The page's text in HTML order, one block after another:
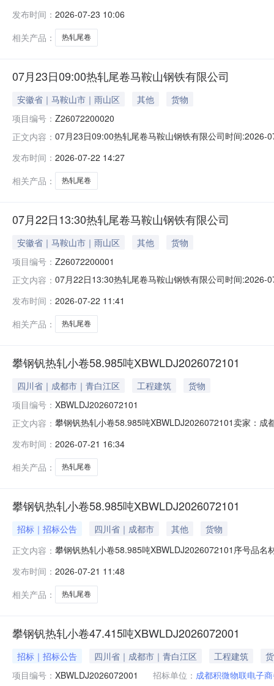
保证金：￥1,700.00元交易保证金：￥1,700.00元竞价
发布时间： 2026-07-23 10:06
相关产品：
热轧尾卷
07月23日09:00热轧尾卷马鞍山钢铁有限公司
安徽省｜马鞍山市｜雨山区 其他
货物
项目编号： Z26072200020
正文内容： 07月23日09:00热轧尾卷马鞍山钢铁有限公司时间
保证金：￥1,700.00元交易保证金：￥1,700.00元竞价
发布时间： 2026-07-22 14:27
相关产品：
热轧尾卷
07月22日13:30热轧尾卷马鞍山钢铁有限公司
安徽省｜马鞍山市｜雨山区 其他
货物
项目编号： Z26072200001
正文内容： 07月22日13:30热轧尾卷马鞍山钢铁有限公司时间
保证金：￥500.00元交易保证金：￥500.00元竞价保
发布时间： 2026-07-22 11:41
相关产品：
热轧尾卷
攀钢钒热轧小卷58.985吨XBWLDJ2026072101
四川省｜成都市｜青白江区 工程建筑
货物
项目编号： XBWLDJ2026072101
正文内容： 攀钢钒热轧小卷58.985吨XBWLDJ2026072101卖家：
钢钒1/2.275轧烂(因非计划产品的特殊性，可能存在与
发布时间： 2026-07-21 16:34
相关产品：
热轧尾卷
攀钢钒热轧小卷58.985吨XBWLDJ2026072101
招标｜招标公告 四川省｜成都市 其他
货物
正文内容： 攀钢钒热轧小卷58.985吨XBWLDJ2026072101序号品
热轧尾卷（小卷）S355MC(X)2*1145*C攀钢钒1/1.9破
发布时间： 2026-07-21 11:48
相关产品：
热轧尾卷
攀钢钒热轧小卷47.415吨XBWLDJ2026072001
招标｜招标公告 四川省｜成都市｜青白江区 工程建筑
项目编号： XBWLDJ2026072001 招标单位： 成都积微物联电子